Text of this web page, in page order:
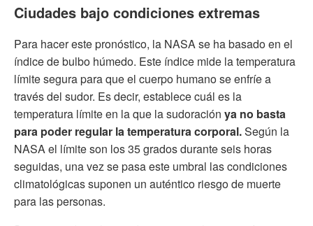
Ciudades bajo condiciones extremas
Para hacer este pronóstico, la NASA se ha basado en el
índice de bulbo húmedo. Este índice mide la temperatura
límite segura para que el cuerpo humano se enfríe a
través del sudor. Es decir, establece cuál es la
temperatura límite en la que la sudoración ya no basta
para poder regular la temperatura corporal.Según la
NASA el límite son los 35 grados durante seis horas
seguidas, una vez se pasa este umbral las condiciones
climatológicas suponen un auténtico riesgo de muerte
para las personas.